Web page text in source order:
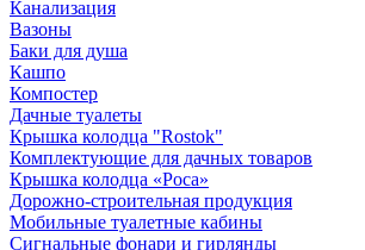
Канализация
Вазоны
Баки для душа
Кашпо
Компостер
Дачные туалеты
Крышка колодца "Rostok"
Комплектующие для дачных товаров
Крышка колодца «Роса»
Дорожно-строительная продукция
Мобильные туалетные кабины
Сигнальные фонари и гирлянды